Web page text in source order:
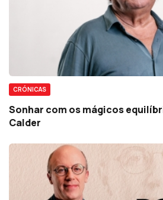
CRÓNICAS
Sonhar com os mágicos
Calder